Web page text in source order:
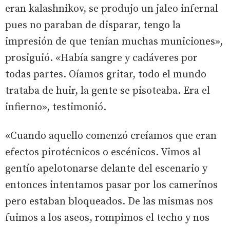
eran kalashnikov, se produjo un jaleo infernal
pues no paraban de disparar, tengo la
impresión de que tenían muchas municiones»,
prosiguió. «Había sangre y cadáveres por
todas partes. Oíamos gritar, todo el mundo
trataba de huir, la gente se pisoteaba. Era el
infierno», testimonió.
«Cuando aquello comenzó creíamos que eran
efectos pirotécnicos o escénicos. Vimos al
gentío apelotonarse delante del escenario y
entonces intentamos pasar por los camerinos
pero estaban bloqueados. De las mismas nos
fuimos a los aseos, rompimos el techo y nos